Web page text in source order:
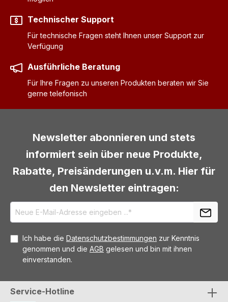
Technischer Support
Für technische Fragen steht Ihnen unser Support zur
Verfügung
Ausführliche Beratung
Für Ihre Fragen zu unseren Produkten beraten wir Sie
gerne telefonisch
Newsletter abonnieren und stets
informiert sein über neue Produkte,
Rabatte, Preisänderungen u.v.m. Hier für
den Newsletter eintragen:
Ich habe die Datenschutzbestimmungen zur Kenntnis
genommen und die AGB gelesen und bin mit ihnen
einverstanden.
Service-Hotline